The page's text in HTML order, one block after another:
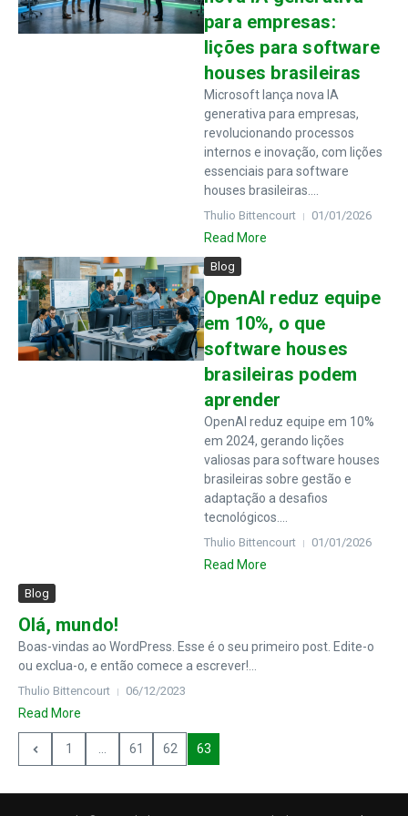
para empresas:
lições para software
houses brasileiras
Microsoft lança nova IA
generativa para empresas,
revolucionando processos
internos e inovação, com lições
essenciais para software
houses brasileiras....
Thulio Bittencourt 01/01/2026
Read More
Blog
OpenAI reduz equipe
em 10%, o que
software houses
brasileiras podem
aprender
OpenAI reduz equipe em 10%
em 2024, gerando lições
valiosas para software houses
brasileiras sobre gestão e
adaptação a desafios
tecnológicos....
Thulio Bittencourt 01/01/2026
Read More
Blog
Olá, mundo!
Boas-vindas ao WordPress. Esse é o seu primeiro post. Edite-o
ou exclua-o, e então comece a escrever!...
Thulio Bittencourt 06/12/2023
Read More
1 61 62 63